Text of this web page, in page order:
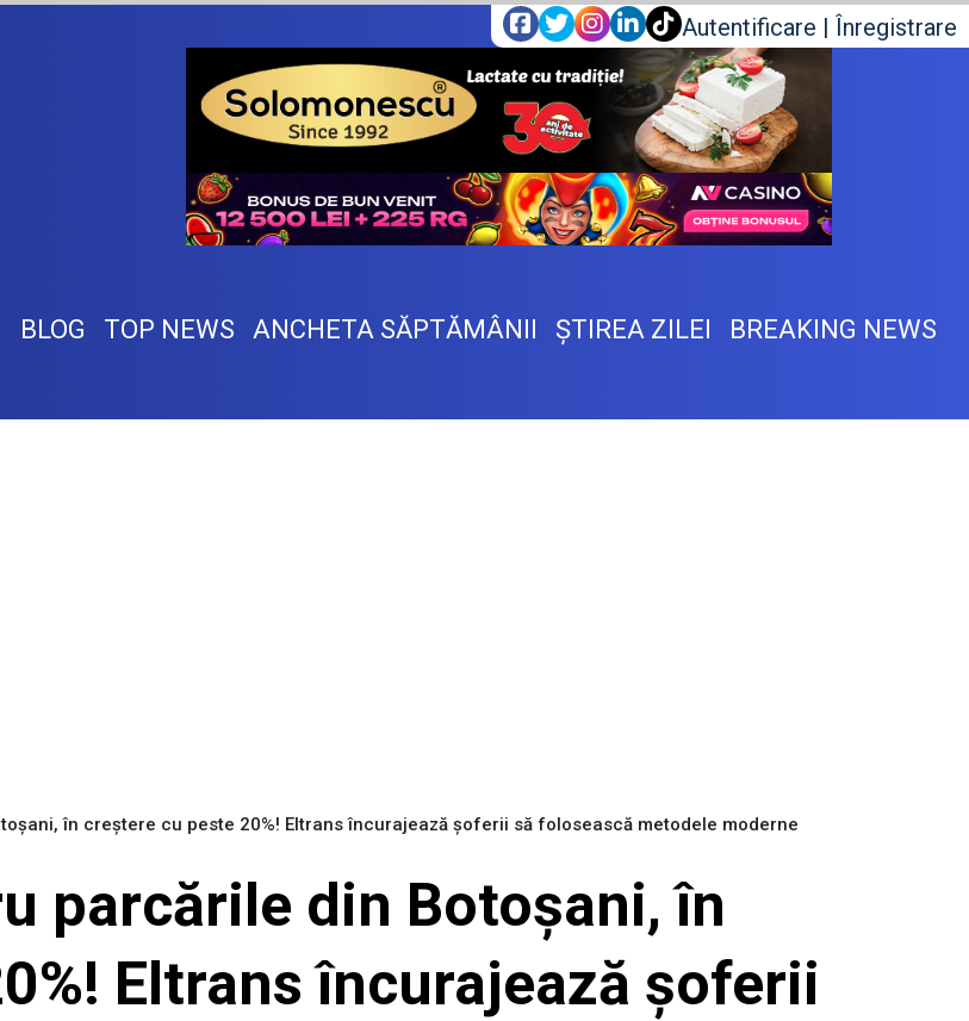
Autentificare | Înregistrare
BLOG TOP NEWS ANCHETA SĂPTĂMÂNII ŞTIREA ZILEI BREAKING NEWS
în creștere cu peste 20%! Eltrans încurajează șoferii să folosească metodele moderne
parcările din Botoșani, în
Eltrans încurajează șoferii